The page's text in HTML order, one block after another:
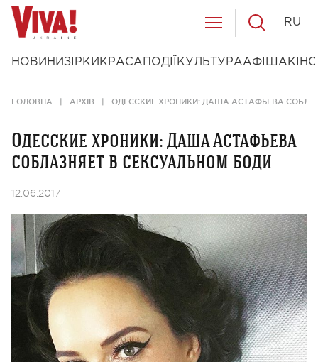
НОВИНИ ЗІРКИ КРАСА ПОДІЇ КУЛЬТУРААФІША КІНО
RU
ГОЛОВНА АРХІВ ОДЕССКИЕ ХРОНИКИ: ДАША АСТАФЬЕВА
Одесские хроники: Даша Астафьева
соблазняет в сексуальном боди
12.06.2017